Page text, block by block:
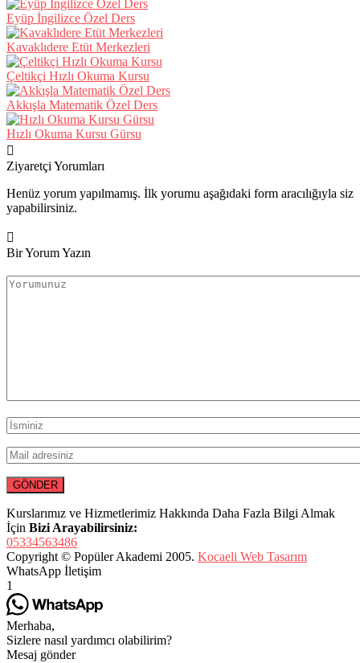
Eyüp İngilizce Özel Ders
Kavaklıdere Etüt Merkezleri
Çeltikçi Hızlı Okuma Kursu
Akkışla Matematik Özel Ders
Hızlı Okuma Kursu Gürsu
Ziyaretçi Yorumları
Henüz yorum yapılmamış. İlk yorumu aşağıdaki form aracılığıyla siz
yapabilirsiniz.
Bir Yorum Yazın
Kurslarımız ve Hizmetlerimiz Hakkında Daha Fazla Bilgi Almak
İçin Bizi Arayabilirsiniz:
05334563486
Copyright © Popüler Akademi 2005. Kocaeli Web Tasarım
WhatsApp İletişim
1
Merhaba,
Sizlere nasıl yardımcı olabilirim?
Mesaj gönder